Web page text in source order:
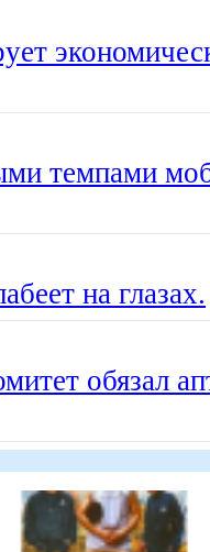
темпами
на глазах.
обязал